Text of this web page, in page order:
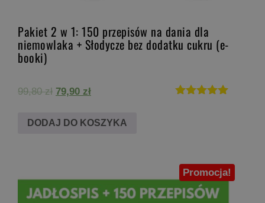
Pakiet 2 w 1: 150 przepisów na dania dla
niemowlaka + Słodycze bez dodatku cukru (e-
booki)
99,80zł Pierwotna
wynosiła:
79,90 złAktualna
wynosi:
DODAJ DO KOSZYKA
Promocja!